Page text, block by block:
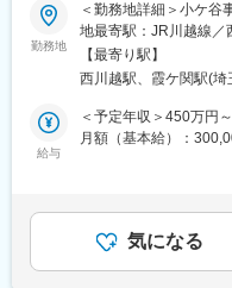
気にお客様のつくった
す。
（３）新東総業：「街
気に私たちの住む街を
変更の範囲：会社の定
再生可能エネルギー設
ただきます。夜間・突
行事などでの休暇も取
■業務内容：
・野立て太陽光発電所
■業務の特徴：
夜間・突発対応は原則
勤務地
＜勤務地詳細＞小ケ谷
地最寄駅：JR川越線／
の範囲：会社の定める
【最寄り駅】
西川越駅、霞ケ関駅(埼
給与
＜予定年収＞450万円
月額（基本給）：
を通じて上下する可
た表記です。気になる